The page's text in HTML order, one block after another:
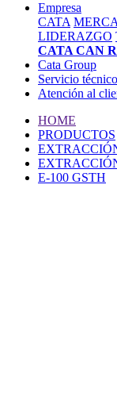
Empresa
CATA
LIDERAZGO
CATA CAN
Cata Group
Servicio técnico
Atención al
HOME
PRODUCTOS
E-100 GSTH